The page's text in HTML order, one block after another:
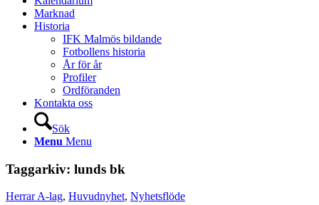
Marknad
Historia
IFK Malmös bildande
Fotbollens historia
År för år
Profiler
Ordföranden
Kontakta oss
Sök
Menu Menu
Taggarkiv: lunds bk
Herrar A-lag, Huvudnyhet, Nyhetsflöde